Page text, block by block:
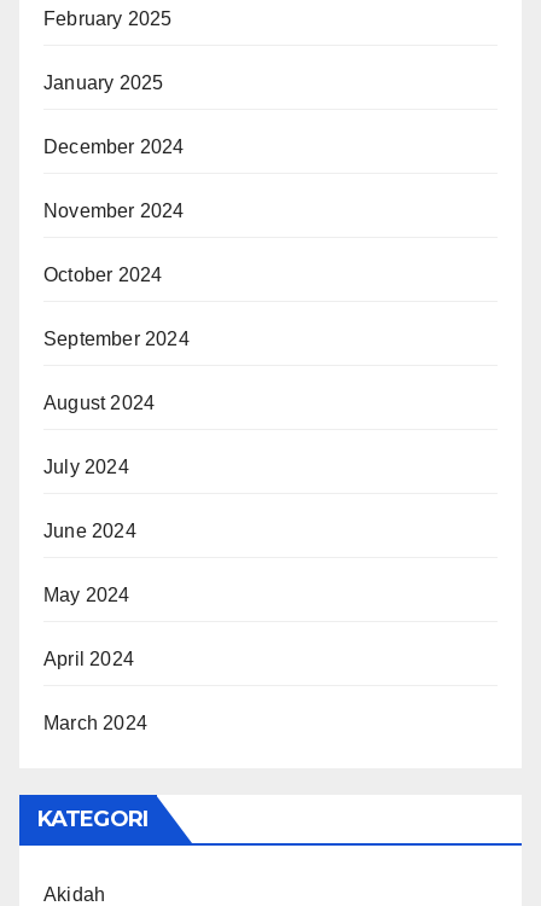
February 2025
January 2025
December 2024
November 2024
October 2024
September 2024
August 2024
July 2024
June 2024
May 2024
April 2024
March 2024
KATEGORI
Akidah